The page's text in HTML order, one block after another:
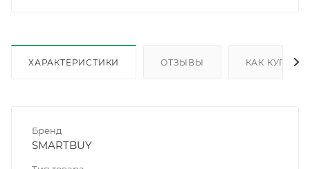
ХАРАКТЕРИСТИКИ ОТЗЫВЫ КАК КУПИТЬ
Бренд
SMARTBUY